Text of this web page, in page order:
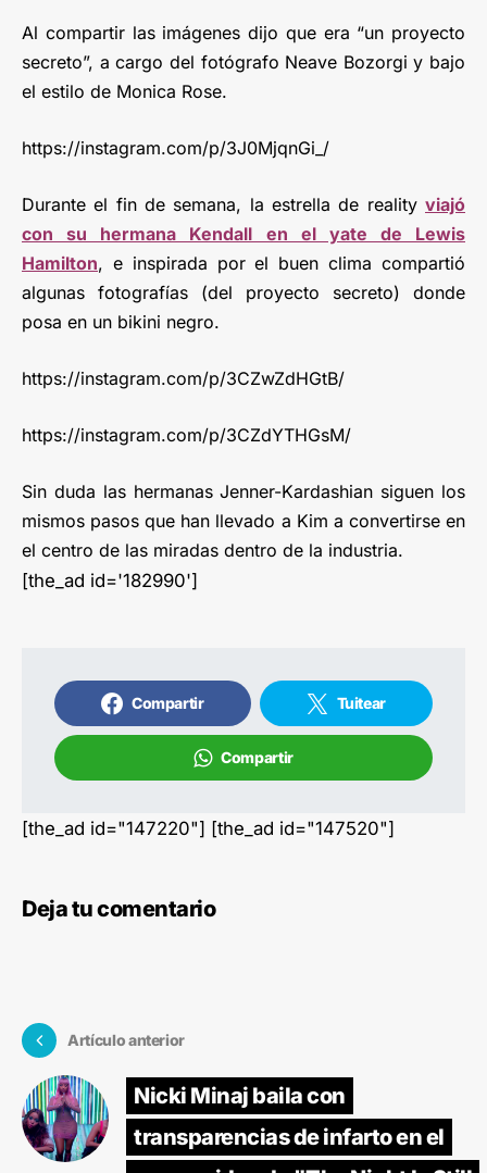
Al compartir las imágenes dijo que era “un proyecto
secreto”, a cargo del fotógrafo Neave Bozorgi y bajo
el estilo de Monica Rose.
https://instagram.com/p/3J0MjqnGi_/
Durante el fin de semana, la estrella de reality viajó
con su hermana Kendall en el yate de Lewis
Hamilton, e inspirada por el buen clima compartió
algunas fotografías (del proyecto secreto) donde
posa en un bikini negro.
https://instagram.com/p/3CZwZdHGtB/
https://instagram.com/p/3CZdYTHGsM/
Sin duda las hermanas Jenner-Kardashian siguen los
mismos pasos que han llevado a Kim a convertirse en
el centro de las miradas dentro de la industria.
[the_ad id='182990']
Compartir Tuitear
Compartir
[the_ad id="147220"] [the_ad id="147520"]
Deja tu comentario
Artículo anterior
Nicki Minaj baila con
transparencias de infarto en el